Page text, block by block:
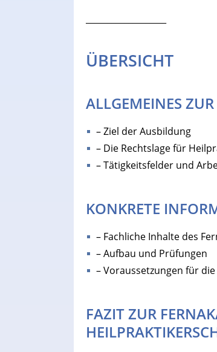
ÜBERSICHT
ALLGEMEINES
– Ziel der Ausbildung
– Die Rechtslage für
– Tätigkeitsfelder und
KONKRETE
– Fachliche Inhalte des
– Aufbau und Prüfungen
– Voraussetzungen für
FAZIT ZUR